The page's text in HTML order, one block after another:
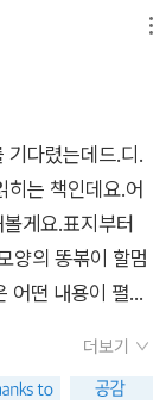
는 것이 어른이
중독성있는 것이
용이나 게임 중
해봤으면 좋겠
은 추억 하나 , 그
간이 지나도 우리
주는 것이 아닐
페이지를 어떻게
터 도서를 제공
지우!! 하지만
로 시간을 돌리고
버린 아이들을
오자마자 또다시
성을 100배 늘려
머니의 공격을 방
, 고양이 입막음
시 도망치고만
것일까!!! 드디어
기다렸는데드.디.
히는 책인데요.​어
게요.표지부터
양의 똥볶이 할멈
어떤 내용이 펼쳐
볶이 없는 곳에
멈으로 바뀐걸
더보기